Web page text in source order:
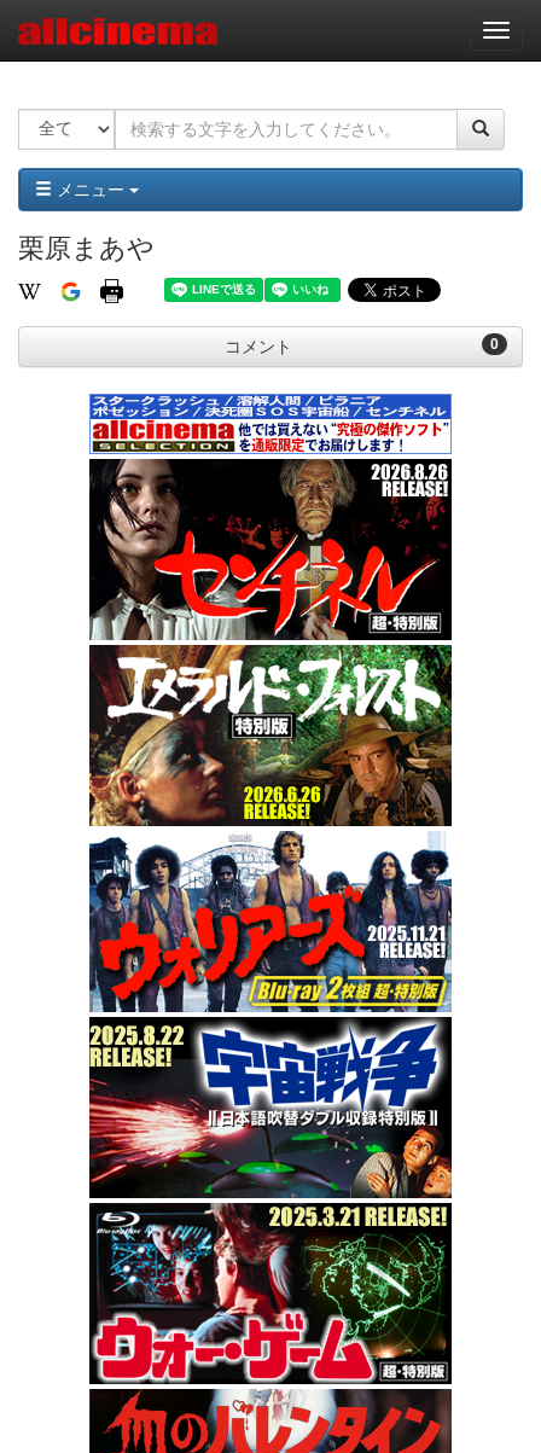
ナ
ビ
ー
ョ
ン
メニュー
栗原まあや
0
コメント